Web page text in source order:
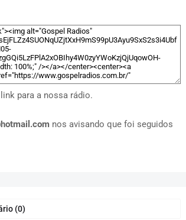
para a nossa rádio.
nos avisando que foi seguidos
(0)